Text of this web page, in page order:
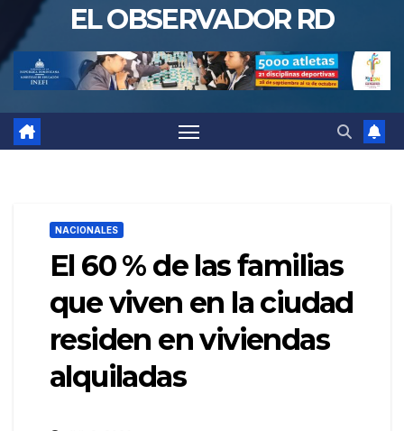
EL OBSERVADOR RD
NACIONALES
El 60 % de las familias
que viven en la ciudad
residen en viviendas
alquiladas